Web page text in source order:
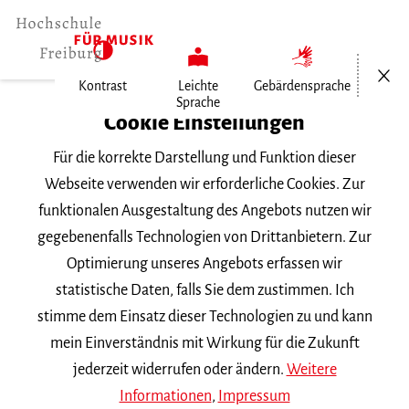
Kontrast
Leichte
Sprache
Gebärdensprache
Veranstaltungen
Suchbegriff
Nach Kategorie filtern
Cookie Einstellungen
Für die korrekte Darstellung und Funktion dieser
Webseite verwenden wir erforderliche Cookies. Zur
funktionalen Ausgestaltung des Angebots nutzen wir
gegebenenfalls Technologien von Drittanbietern. Zur
Optimierung unseres Angebots erfassen wir
statistische Daten, falls Sie dem zustimmen. Ich
stimme dem Einsatz dieser Technologien zu und kann
mein Einverständnis mit Wirkung für die Zukunft
jederzeit widerrufen oder ändern. Weitere
Informationen, Impressum